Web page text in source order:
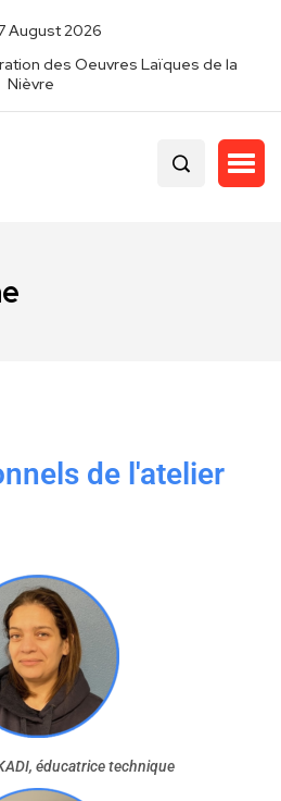
August 2026
des Oeuvres Laïques de la
Nièvre
de l'atelier
éducatrice technique